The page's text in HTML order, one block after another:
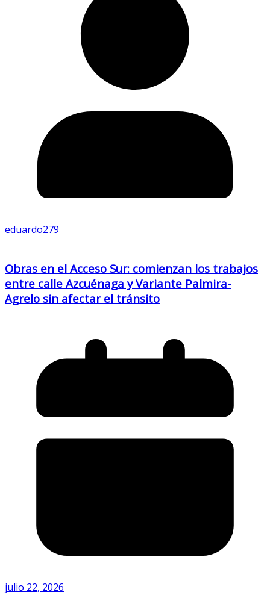
eduardo279
Obras en el Acceso Sur: comienzan los trabajos
entre calle Azcuénaga y Variante Palmira-
Agrelo sin afectar el tránsito
julio 22, 2026